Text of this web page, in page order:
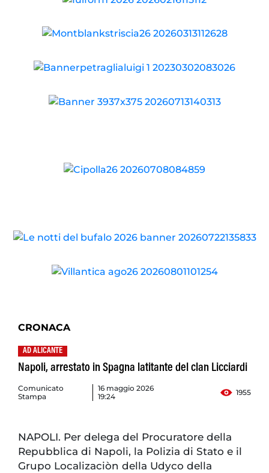
CRONACA
AD ALICANTE
Napoli, arrestato in Spagna latitante del clan Licciardi
Comunicato
Stampa
16 maggio 2026
19:24
1955
NAPOLI. Per delega del Procuratore della
Repubblica di Napoli, la Polizia di Stato e il
Grupo Localizaciòn della Udyco della